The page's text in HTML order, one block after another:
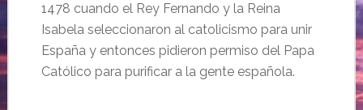
1478 cuando el Rey Fernando y la Reina
Isabela seleccionaron al catolicismo para unir
España y entonces pidieron permiso del Papa
Católico para purificar a la gente española.